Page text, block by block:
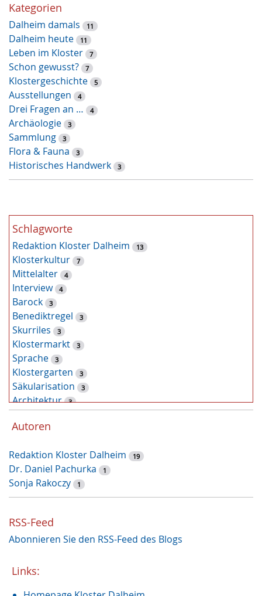
s
s
e
l
w
o
r
t
-
S
u
c
h
Kategorien
Dalheim damals 11
Dalheim heute 11
Leben im Kloster 7
Schon gewusst? 7
Klostergeschichte 5
Ausstellungen 4
Drei Fragen an … 4
Archäologie 3
Sammlung 3
Flora & Fauna 3
Historisches Handwerk 3
Schlagworte
Redaktion Kloster Dalheim 13
Klosterkultur 7
Mittelalter 4
Interview 4
Barock 3
Benediktregel 3
Skurriles 3
Klostermarkt 3
Sprache 3
Klostergarten 3
Säkularisation 3
Architektur 3
Pflanzen
Latein 2
Kunst 2
Tiere 2
Heilung 1
Handwerk 1
Archäologie
Nonnenkloster 1
Augustinus von Hippo
Autoren
Redaktion Kloster Dalheim 19
Dr. Daniel Pachurka 1
Sonja Rakoczy 1
RSS-Feed
Abonnieren Sie den RSS-Feed des Blogs
Links: